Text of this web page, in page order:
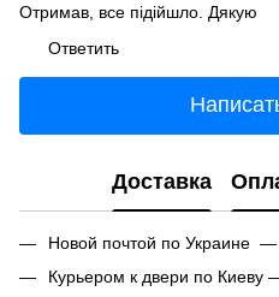
Отримав, все підійшло. Дякую
Ответить
Доставка
Новой почтой по Украине —
Курьером к двери по Киеву